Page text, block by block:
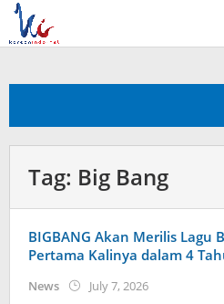
Skip
content
Tag: Big Bang
BIGBANG Akan Merilis Lagu
Pertama Kalinya dalam 4
News July 7, 2026by